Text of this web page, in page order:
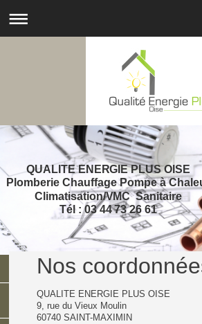
QUALITE ENERGIE PLUS OISE
Plomberie Chauffage Pompe à
Climatisation/VMC Sanitaire
Tél : 03 44 73 26 61
Nos
QUALITE ENERGIE PLUS OISE
9, rue du Vieux Moulin
60740 SAINT-MAXIMIN